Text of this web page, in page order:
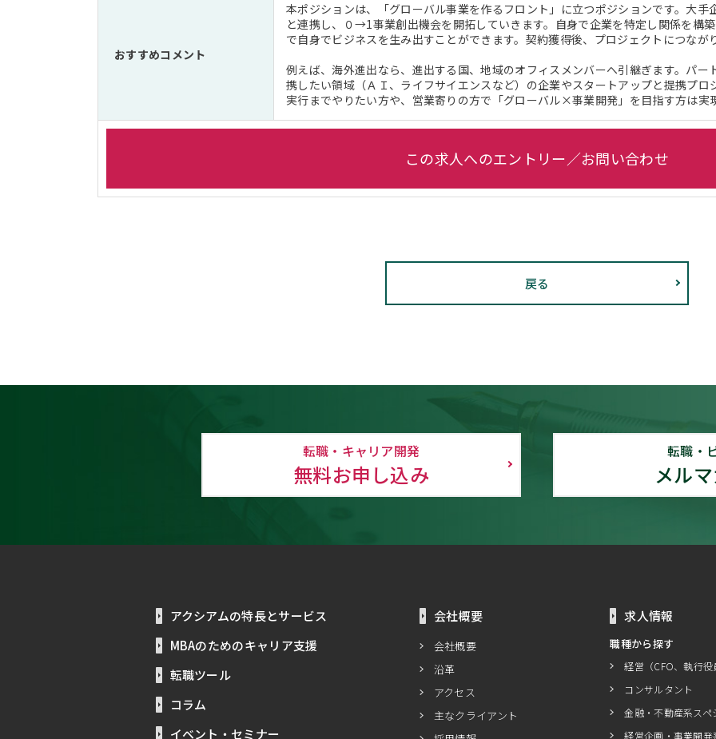
おすすめコメント
本ポジションは、「グローバル事業を作るフロント」に立つポジションです。大
と連携し、０→1事業創出機会を開拓していきます。自身で企業を特定し関係を構
で自身でビジネスを生み出すことができます。契約獲得後、プロジェクトにつながり
例えば、海外進出なら、進出する国、地域のオフィスメンバーへ引継ぎます。パ
携したい領域（ＡＩ、ライフサイエンスなど）の企業やスタートアップと提携プ
実行までやりたい方や、営業寄りの方で「グローバル×事業開発」を目指す方は実
この求人へのエントリー／お問い合わせ
戻る
転職・キャリア開発
無料お申し込み
転職・
メル
アクシアムの特長とサービス
MBAのためのキャリア支援
転職ツール
コラム
イベント・セミナー
会社概要
会社概要
沿革
アクセス
主なクライアント
求人情報
職種から探す
経営（CFO、執行役
コンサルタント
金融・不動産系スペ
経営企画・事業開発